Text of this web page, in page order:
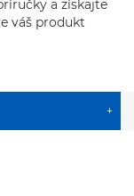
a získajte
váš produkt
+